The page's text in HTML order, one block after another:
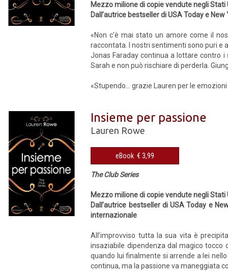
Mezzo milione di copie vendute negli Stati
Dall’autrice bestseller di USA Today e
«Non c’è mai stato un amore come il
raccontata. I nostri sentimenti sono puri e
Jonas Faraday continua a lottare contro i
Sarah e non può rischiare di perderla.
«Stupendo… grazie Lauren per le
Insieme per passione
Lauren Rowe
eBook € 3,99
The Club Series
Mezzo milione di copie vendute negli Stati
Dall’autrice bestseller di USA Today e
internazionale
All’improvviso tutta la sua vita è
insaziabile dipendenza dal magico tocco
quando lui finalmente si arrende a lei
continua, ma la passione va maneggiata